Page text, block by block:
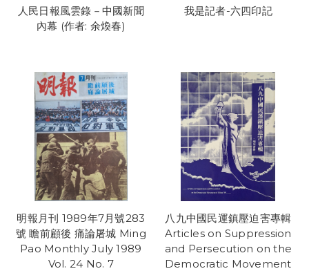
人民日報風雲錄－中國新聞
內幕 (作者: 余煥春)
我是記者-六四印記
明報月刊 1989年7月號283
號 瞻前顧後 痛論屠城 Ming
Pao Monthly July 1989
Vol. 24 No. 7
八九中國民運鎮壓迫害專輯
Articles on Suppression
and Persecution on the
Democratic Movement